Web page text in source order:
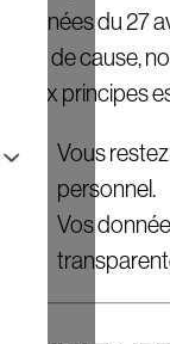
données du 27
état de cause,
deux principes
Vous
personnel.
Vos